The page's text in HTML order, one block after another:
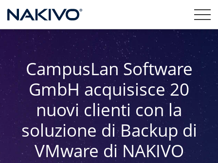
CampusLan Software
GmbH acquisisce 20
nuovi clienti con la
soluzione di Backup di
VMware di NAKIVO